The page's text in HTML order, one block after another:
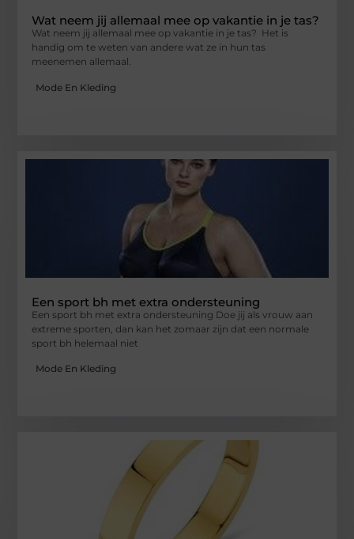
Wat neem jij allemaal mee op vakantie in je tas?
Wat neem jij allemaal mee op vakantie in je tas? Het is
handig om te weten van andere wat ze in hun tas
meenemen allemaal.
Mode En Kleding
Een sport bh met extra ondersteuning
Een sport bh met extra ondersteuning Doe jij als vrouw aan
extreme sporten, dan kan het zomaar zijn dat een normale
sport bh helemaal niet
Mode En Kleding